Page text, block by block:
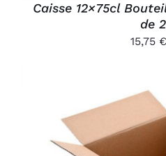
Caisse 12×75cl
de
15,75 €